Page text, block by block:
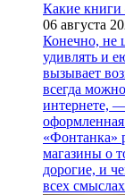
Какие книги
06 августа
Конечно, не
удивлять и
вызывает
всегда
интернете,
«Фонтанка»
магазины о
дорогие, и
всех